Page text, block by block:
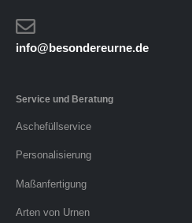
info@besondereurne.de
Service und Beratung
Aschefüllservice
Personalisierung
Maßanfertigung
Arten von Urnen